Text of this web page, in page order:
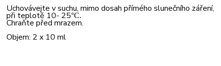
Uchovávejte v suchu, mimo dosah přímého slunečního záření,
při teplotě 10- 25°C.
Chraňte před mrazem.
Objem: 2 x 10 ml